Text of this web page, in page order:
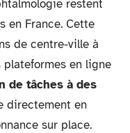
restent
en France. Cette
de centre-ville à
en ligne
de tâches à des
directement en
sur place.